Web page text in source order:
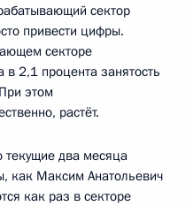
сектор
привести цифры.
секторе
2,1 процента занятость
этом
растёт.
два месяца
как Максим Анатольевич
как раз в секторе